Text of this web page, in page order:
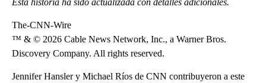
The-CNN-Wire
™ & © 2026 Cable News Network, Inc., a Warner Bros.
Discovery Company. All rights reserved.
Jennifer Hansler y Michael Ríos de CNN contribuyeron a este